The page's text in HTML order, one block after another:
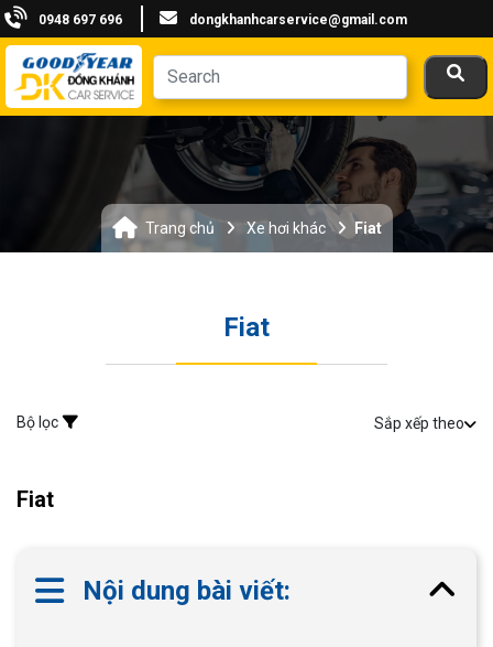
0948 697 696 dongkhanhcarservice@gmail.com
Trang chủ Xe hơi khác Fiat
Fiat
Bộ lọc Sắp xếp theo
Fiat
Nội dung bài viết: